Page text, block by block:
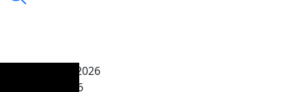
Thời sự tối 10-1-2026
23:18, 10/01/2026